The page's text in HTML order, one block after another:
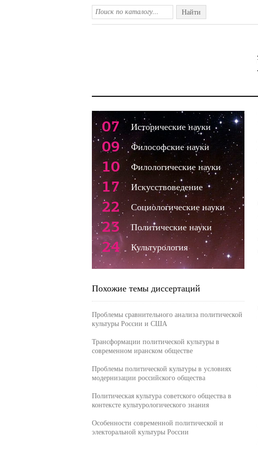
Найти
07 Исторические науки
09 Философские науки
10 Филологические науки
17 Искусствоведение
22 Социологические науки
23 Политические науки
24 Культурология
Похожие темы диссертаций
Проблемы сравнительного анализа политической
культуры России и США
Трансформации политической культуры в
современном иранском обществе
Проблемы политической культуры в условиях
модернизации российского общества
Политическая культура советского общества в
контексте культурологического знания
Особенности современной политической и
электоральной культуры России